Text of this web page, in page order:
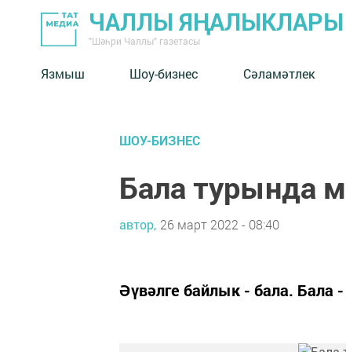
ЧАЛЛЫ ЯҢАЛЫКЛАРЫ
"Шәһри Чаллы" газетасы
Язмыш Шоу-бизнес Сәламәтлек
ШОУ-БИЗНЕС
Бала турында
автор, 26 март 2022 - 08:40
Әүвәлге байлык - бала.